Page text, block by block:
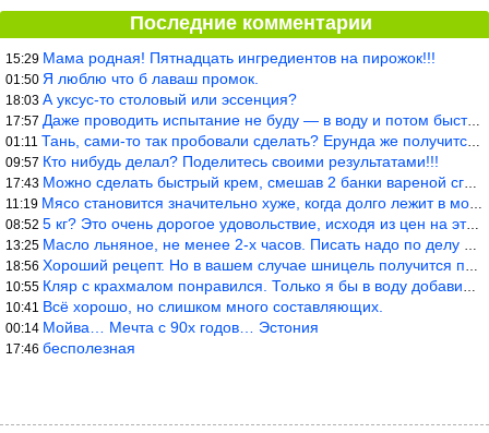
Последние комментарии
15:29 Мама родная! Пятнадцать ингредиентов на пирожок!!!
01:50 Я люблю что б лаваш промок.
18:03 А уксус-то столовый или эссенция?
17:57 Даже проводить испытание не буду — в воду и потом быстро в раска
01:11 Тань, сами-то так пробовали сделать? Ерунда же получится. Нет, с
09:57 Кто нибудь делал? Поделитесь своими результатами!!!
17:43 Можно сделать быстрый крем, смешав 2 банки вареной сгущенки со с
11:19 Мясо становится значительно хуже, когда долго лежит в морозилке
08:52 5 кг? Это очень дорогое удовольствие, исходя из цен на эту ягоду
13:25 Масло льняное, не менее 2-х часов. Писать надо по делу и подробн
18:56 Хороший рецепт. Но в вашем случае шницель получится парено-варен
10:55 Кляр с крахмалом понравился. Только я бы в воду добавил бы молок
10:41 Всё хорошо, но слишком много составляющих.
00:14 Мойва… Мечта с 90х годов… Эстония
17:46 бесполезная